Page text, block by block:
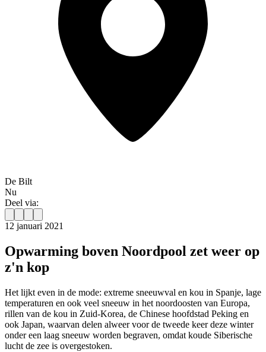
De Bilt
Nu
Deel via:
12 januari 2021
Opwarming boven Noordpool zet weer op
z'n kop
Het lijkt even in de mode: extreme sneeuwval en kou in Spanje, lage
temperaturen en ook veel sneeuw in het noordoosten van Europa,
rillen van de kou in Zuid-Korea, de Chinese hoofdstad Peking en
ook Japan, waarvan delen alweer voor de tweede keer deze winter
onder een laag sneeuw worden begraven, omdat koude Siberische
lucht de zee is overgestoken.